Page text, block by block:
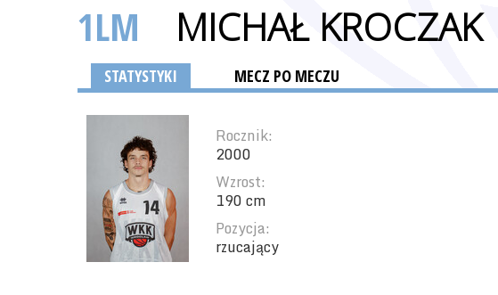
1LM MICHAŁ KROCZAK
STATYSTYKI MECZ PO MECZU
Rocznik:
2000
Wzrost:
190 cm
Pozycja:
rzucający